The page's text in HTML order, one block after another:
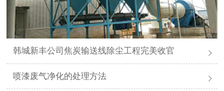
韩城新丰公司焦炭输送线除尘工程完美收官
喷漆废气净化的处理方法